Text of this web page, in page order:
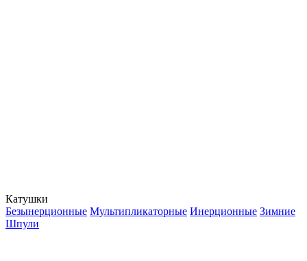
Катушки
Безынерционные Мультипликаторные Инерционные Зимние
Шпули